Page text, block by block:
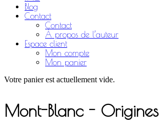
Blog
Contact
Contact
À propos de l’auteur
Espace client
Mon compte
Mon panier
Votre panier est actuellement vide.
Mont-Blanc - Origines